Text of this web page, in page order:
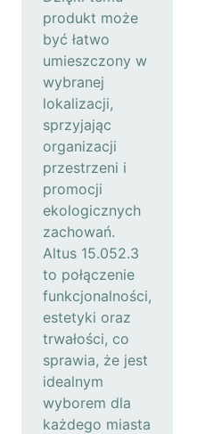
produkt może
być łatwo
umieszczony w
wybranej
lokalizacji,
sprzyjając
organizacji
przestrzeni i
promocji
ekologicznych
zachowań.
Altus 15.052.3
to połączenie
funkcjonalności,
estetyki oraz
trwałości, co
sprawia, że jest
idealnym
wyborem dla
każdego miasta